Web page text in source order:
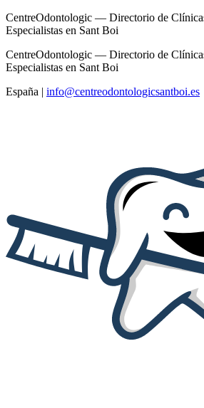
CentreOdontologic — Directorio de
Especialistas en Sant Boi
CentreOdontologic — Directorio de
Especialistas en Sant Boi
España | info@centreodontologicsantboi.es